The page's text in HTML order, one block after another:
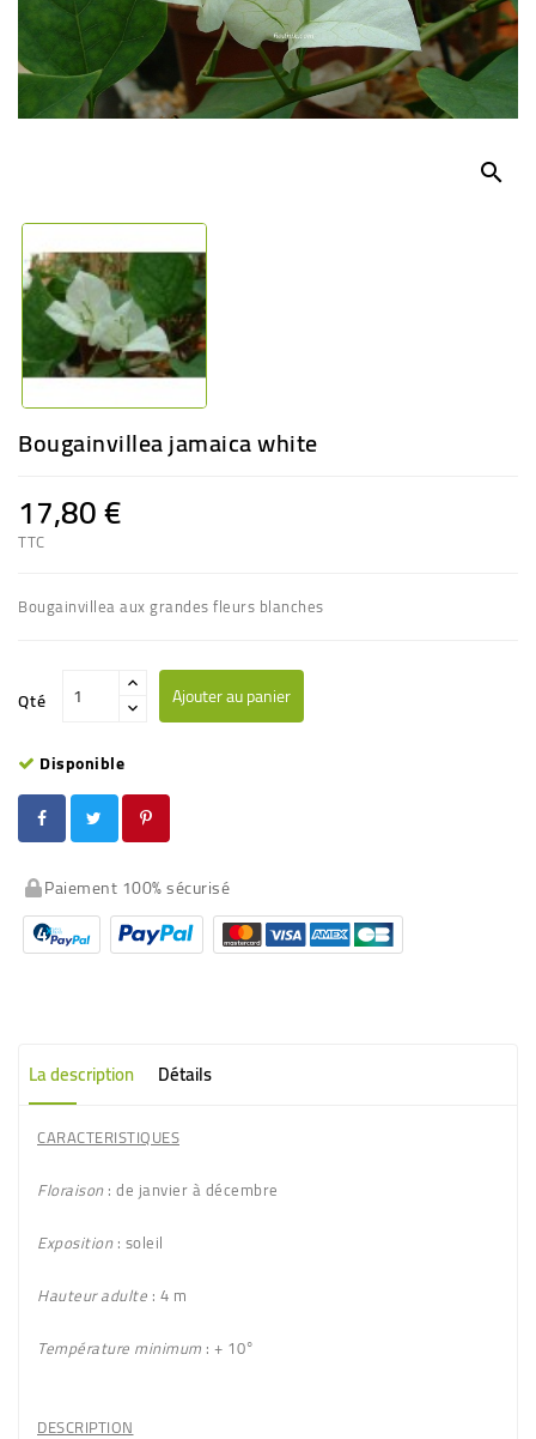
PLANTES
GRASSES
BEGONIAS
ENGRAIS
OFFRES
SPÉCIALES
PLANTES
PARFUMÉES
search
Bougainvillea jamaica white
17,80 €
TTC
Bougainvillea aux grandes fleurs blanches
Qté Ajouter au panier
Disponible
Paiement 100% sécurisé
La description Détails
CARACTERISTIQUES
Floraison: de janvier à décembre
Exposition: soleil
Hauteur adulte : 4 m
Température minimum : + 10°
DESCRIPTION